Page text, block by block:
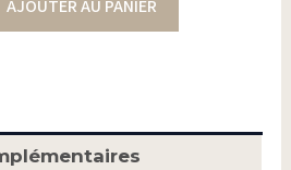
AJOUTER AU PANIER